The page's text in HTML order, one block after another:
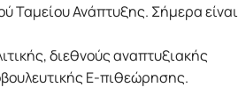
Ταµείου Ανάπτυξης. Σήµερα είναι
διεθνούς αναπτυξιακής
Ε-πιθεώρησης.